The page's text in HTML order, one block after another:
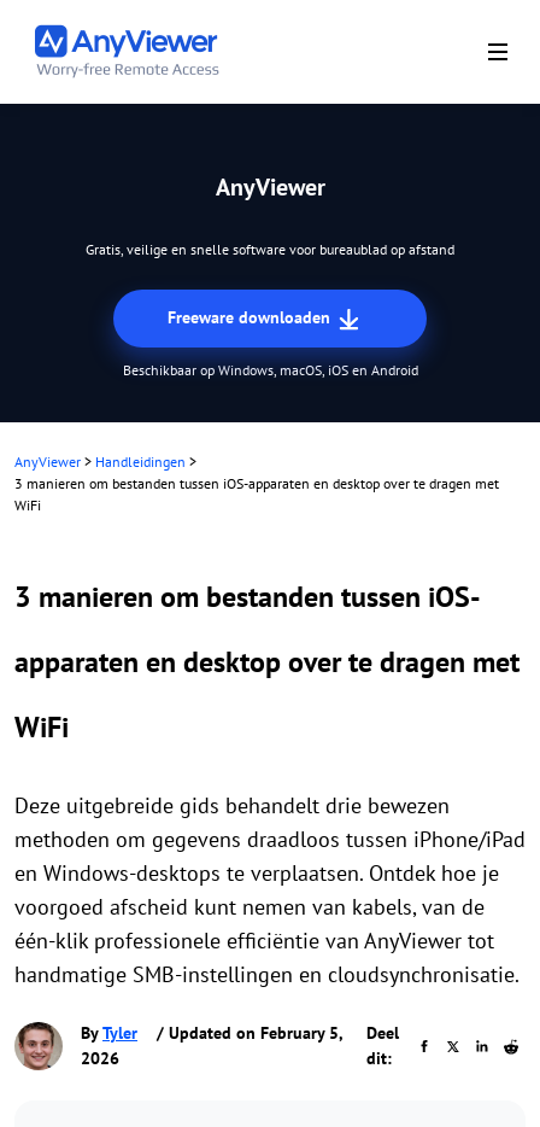
AnyViewer
Gratis, veilige en snelle software voor bureaublad op afstand
Freeware downloaden
Beschikbaar op Windows, macOS, iOS en Android
AnyViewer > Handleidingen >
3 manieren om bestanden tussen iOS-apparaten en desktop over te dragen met
WiFi
3 manieren om bestanden tussen iOS-
apparaten en desktop over te dragen met
WiFi
Deze uitgebreide gids behandelt drie bewezen
methoden om gegevens draadloos tussen iPhone/iPad
en Windows-desktops te verplaatsen. Ontdek hoe je
voorgoed afscheid kunt nemen van kabels, van de
één-klik professionele efficiëntie van AnyViewer tot
handmatige SMB-instellingen en cloudsynchronisatie.
ByTyler
/ Updated on February 5,
2026
Deel
dit: